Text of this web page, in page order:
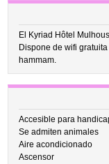
El Kyriad Hôtel
Dispone de wifi
hammam.
Accesible para
Se admiten animales
Aire acondicionado
Ascensor